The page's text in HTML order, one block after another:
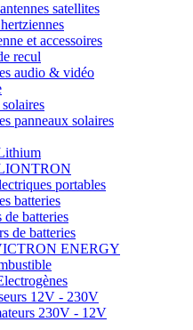
satellites
et accessoires
recul
audio & vidéo
panneaux solaires
portables
batteries
de batteries
de batteries
ENERGY
12V - 230V
230V - 12V